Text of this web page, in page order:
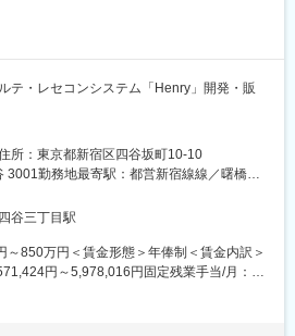
める業務
て、医師や販売代理店と連携し、最適な治
す。新製品の特徴や効果を説明し、データ
／教育
サポート
戦略的アプローチ
：
りが可能な研修・OJT制度を完備。座学研
で、着実に力をつけることができます。戦
テ・レセコンシステム「Henry」開発・販
から3年が経ち、新規契約が着実に積み上が
た顧客群が急速に拡大しています。次のフ
が、これらの既存顧客に新機能を継続的に
態"まで定着させていくことです。 そこで
と実行体制を強化するため、本ポジション
。
所：東京都新宿区四谷坂町10-10
3001勤務地最寄駅：都営新宿線線／曙橋駅
全面禁煙変更の範囲：会社の定める事業所
）
谷三丁目駅
～850万円＜賃金形態＞年俸制＜賃金内訳＞
円～5,978,016円固定残業手当/月：